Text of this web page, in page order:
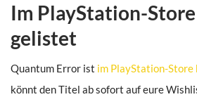
Im PlayStation-
gelistet
Quantum Error ist im PlayStation-
könnt den Titel ab sofort auf eure